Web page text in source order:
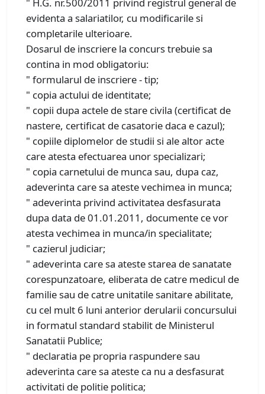
evidenta a salariatilor, cu modificarile si
completarile ulterioare.
Dosarul de inscriere la concurs trebuie sa
contina in mod obligatoriu:
" formularul de inscriere - tip;
" copia actului de identitate;
" copii dupa actele de stare civila (certificat de
nastere, certificat de casatorie daca e cazul);
" copiile diplomelor de studii si ale altor acte
care atesta efectuarea unor specializari;
" copia carnetului de munca sau, dupa caz,
adeverinta care sa ateste vechimea in munca;
" adeverinta privind activitatea desfasurata
dupa data de 01.01.2011, documente ce vor
atesta vechimea in munca/in specialitate;
" cazierul judiciar;
" adeverinta care sa ateste starea de sanatate
corespunzatoare, eliberata de catre medicul de
familie sau de catre unitatile sanitare abilitate,
cu cel mult 6 luni anterior derularii concursului
in formatul standard stabilit de Ministerul
Sanatatii Publice;
" declaratia pe propria raspundere sau
adeverinta care sa ateste ca nu a desfasurat
activitati de politie politica;